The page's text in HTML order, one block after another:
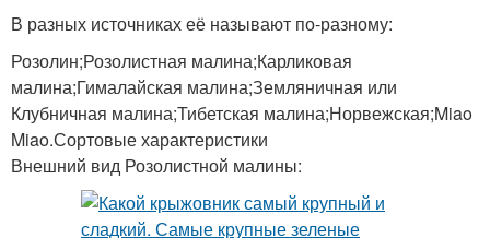
В разных источниках её называют по-разному:
Розолин;Розолистная малина;Карликовая
малина;Гималайская малина;Земляничная или
Клубничная малина;Тибетская малина;Норвежская;Miao
Miao.Сортовые характеристики
Внешний вид Розолистной малины: